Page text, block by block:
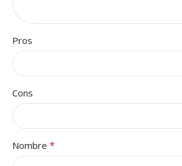
Pros
Cons
Nombre *